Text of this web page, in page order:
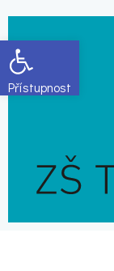
Open toolbar